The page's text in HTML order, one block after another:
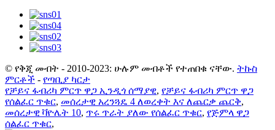
© የቅጂ መብት - 2010-2023: ሁሉም መብቶች የተጠበቁ ናቸው. ትኩስ
ምርቶች - የጣቢያ ካርታ
የቻይና ፋብሪካ ምርጥ ዋጋ ኢንዲጎ ሰማያዊ, የቻይና ፋብሪካ ምርጥ ዋጋ
የሰልፈር ጥቁር, መሰረታዊ አረንጓዴ 4 ለወረቀት እና ለጨርቃ ጨርቅ,
መሰረታዊ ቫዮሌት 10, ጥሩ ጥራት ያለው የሰልፈር ጥቁር, የጅምላ ዋጋ
ሰልፈር ጥቁር,